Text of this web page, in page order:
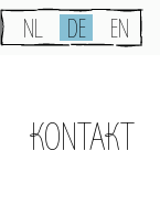
NL DE EN
KONTAKT